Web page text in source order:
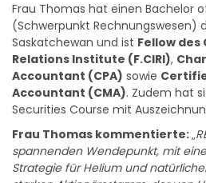
Frau Thomas hat einen Bachelor
(Schwerpunkt Rechnungswesen)
Saskatchewan und ist Fellow
Relations Institute (F.CIRI),
Accountant (CPA) sowie
Accountant (CMA). Zudem hat
Securities Course mit
Frau Thomas kommentierte:„
spannenden Wendepunkt, mit
Strategie für Helium und